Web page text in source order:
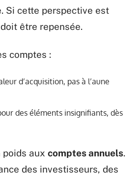
Si cette perspective est
être repensée.
comptes :
d’acquisition, pas à l’aune
des éléments insignifiants, dès
poids aux comptes annuels.
des investisseurs, des